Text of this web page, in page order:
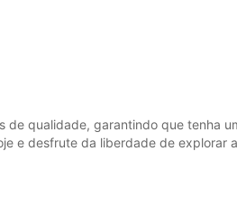
de qualidade, garantindo que tenha
e desfrute da liberdade de explorar